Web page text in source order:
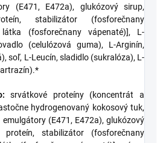
(E471, E472a), glukózový sirup,
stabilizátor (fosforečnany
látka (fosforečnany vápenaté)], L-
(celulózová guma), L-Arginín,
soľ, L-Leucín, sladidlo (sukralóza), L-
srvátkové proteíny (koncentrát a
hydrogenovaný kokosový tuk,
(E471, E472a), glukózový
proteín, stabilizátor (fosforečnany